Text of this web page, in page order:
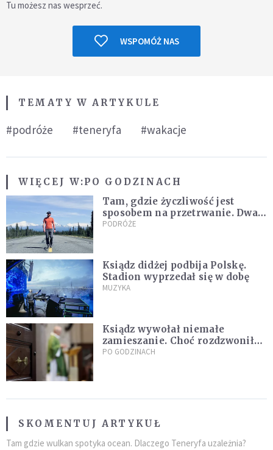
Tu możesz nas wesprzeć.
WSPOMÓŻ NAS
TEMATY W ARTYKULE
#podróże #teneryfa #wakacje
WIĘCEJ W:PO GODZINACH
Tam, gdzie życzliwość jest
sposobem na przetrwanie. Dwa
tygodnie na Alasce [REPORTAŻ]
PODRÓŻE
Ksiądz didżej podbija Polskę.
Stadion wyprzedał się w dobę
MUZYKA
Ksiądz wywołał niemałe
zamieszanie. Choć rozdzwoniły
się telefony z całego kraju,
PO GODZINACH
SKOMENTUJ ARTYKUŁ
Tam gdzie wulkan spotyka ocean. Dlaczego Teneryfa uzależnia?